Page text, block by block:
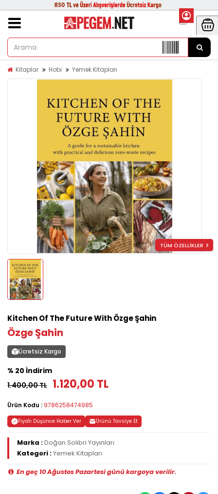
Kitaplar Hobi Yemek Kitapları
TÜM ÖZELLİKLER
Kitchen Of The Future With Özge Şahin
Özge Şahin
Ücretsiz Kargo
% 20 İndirim
1.400,00 TL 1.120,00 TL
Ürün Kodu : 9786258474985
Fiyatı Düşünce Haber Ver Ürünü Tavsiye Et
Marka :Doğan Solibri Yayınları
Kategori :Yemek Kitapları
En geç 10 Ağustos Pazartesi günü kargoya verilir.